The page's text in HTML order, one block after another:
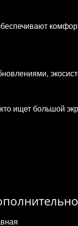
ищет большой